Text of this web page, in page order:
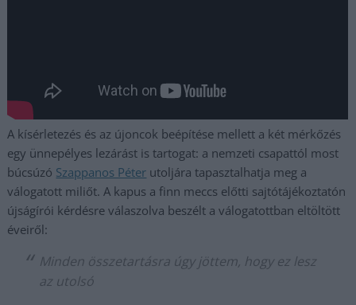
A kísérletezés és az újoncok beépítése mellett a két mérkőzés
egy ünnepélyes lezárást is tartogat: a nemzeti csapattól most
búcsúzó Szappanos Péter utoljára tapasztalhatja meg a
válogatott miliőt. A kapus a finn meccs előtti sajtótájékoztatón
újságírói kérdésre válaszolva beszélt a válogatottban eltöltött
éveiről:
Minden összetartásra úgy jöttem, hogy ez lesz
az utolsó